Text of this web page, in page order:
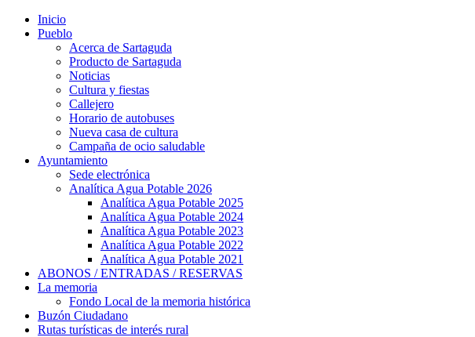
Inicio
Pueblo
Acerca de Sartaguda
Producto de Sartaguda
Noticias
Cultura y fiestas
Callejero
Horario de autobuses
Nueva casa de cultura
Campaña de ocio saludable
Ayuntamiento
Sede electrónica
Analítica Agua Potable 2026
Analítica Agua Potable 2025
Analítica Agua Potable 2024
Analítica Agua Potable 2023
Analítica Agua Potable 2022
Analítica Agua Potable 2021
ABONOS / ENTRADAS / RESERVAS
La memoria
Fondo Local de la memoria histórica
Buzón Ciudadano
Rutas turísticas de interés rural